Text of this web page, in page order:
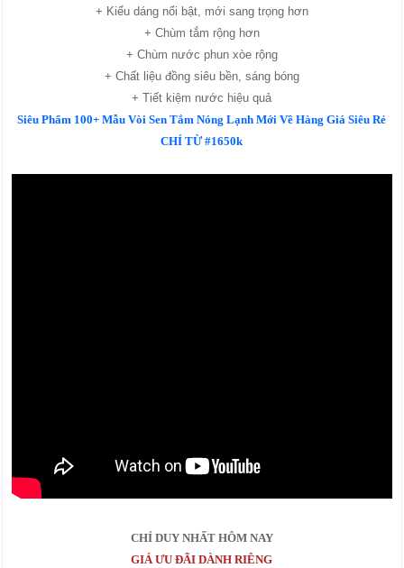
+ Kiểu dáng nổi bật, mới sang trọng hơn
+ Chùm tắm rộng hơn
+ Chùm nước phun xòe rộng
+ Chất liệu đồng siêu bền, sáng bóng
+ Tiết kiệm nước hiệu quả
Siêu Phẩm 100+ Mẫu Vòi Sen Tắm Nóng Lạnh Mới Về Hàng Giá Siêu Rẻ
CHỈ TỪ #1650k
CHỈ DUY NHẤT HÔM NAY
GIÁ ƯU ĐÃI DÀNH RIÊNG